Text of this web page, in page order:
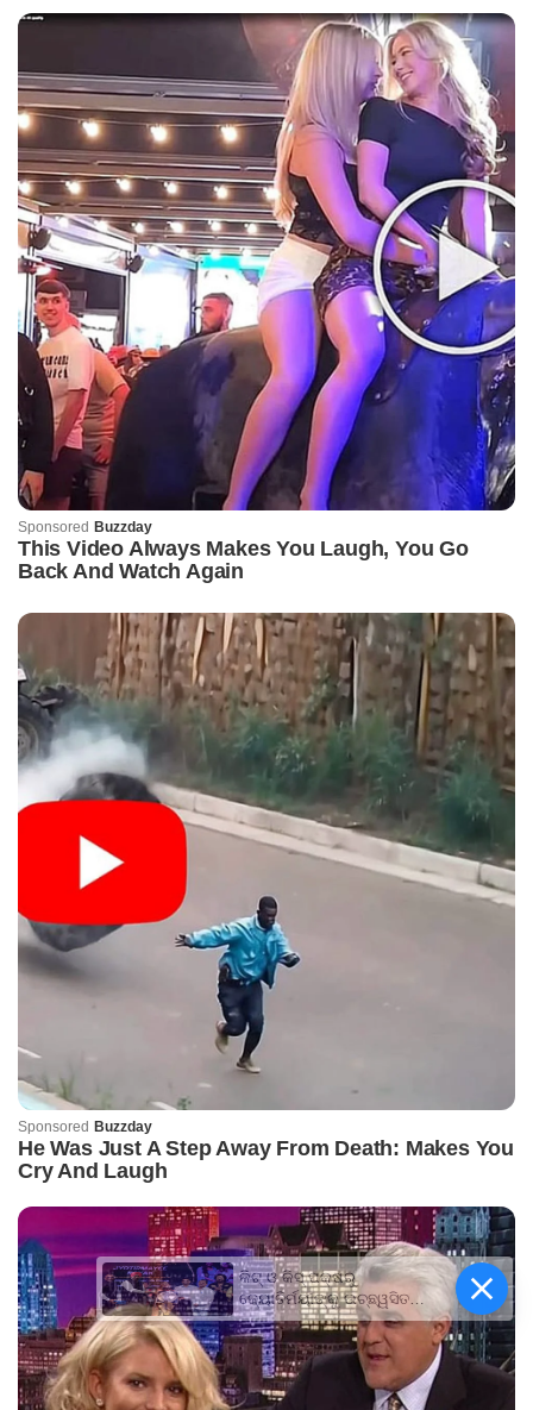
କିଟ୍‍ ଓ କିସ୍‍ ପକ୍ଷରୁ
ଜ୍ୟୋତିର୍ମୟୀଙ୍କୁ ଉଚ୍ଛ୍ୱସିତ
ସମ୍ବର୍ଦ୍ଧନା; ୫ଲକ୍ଷ ଟଙ୍କାର
ପ୍ରୋତ୍ସାହନ ରାଶି ପ୍ରଦାନ